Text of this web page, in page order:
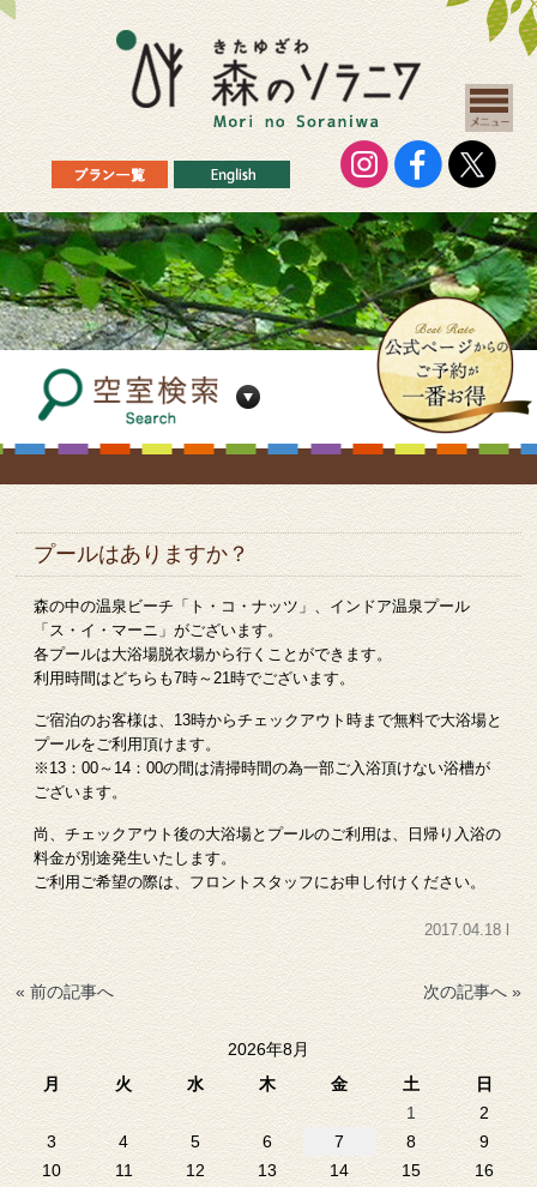
プールはありますか？
森の中の温泉ビーチ「ト・コ・ナッツ」、インドア温泉プール
「ス・イ・マーニ」がございます。
各プールは大浴場脱衣場から行くことができます。
利用時間はどちらも7時～21時でございます。
ご宿泊のお客様は、13時からチェックアウト時まで無料で大浴場と
プールをご利用頂けます。
※13：00～14：00の間は清掃時間の為一部ご入浴頂けない浴槽が
ございます。
尚、チェックアウト後の大浴場とプールのご利用は、日帰り入浴の
料金が別途発生いたします。
ご利用ご希望の際は、フロントスタッフにお申し付けください。
2017.04.18 l
« 前の記事へ 次の記事へ »
2026年8月
月
火 水 木 金 土
日
1
2
3
4 5 6 7 8
9
10
11 12 13 14 15
16